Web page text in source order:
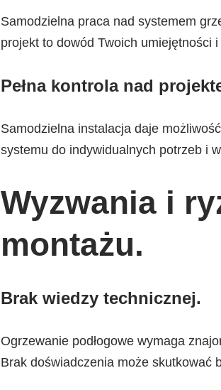
Samodzielna praca nad systemem
projekt to dowód Twoich umiejętności
Pełna kontrola nad
Samodzielna instalacja daje
systemu do indywidualnych potrzeb i
Wyzwania i
montażu.
Brak wiedzy technicznej.
Ogrzewanie podłogowe wymaga
Brak doświadczenia może skutkować